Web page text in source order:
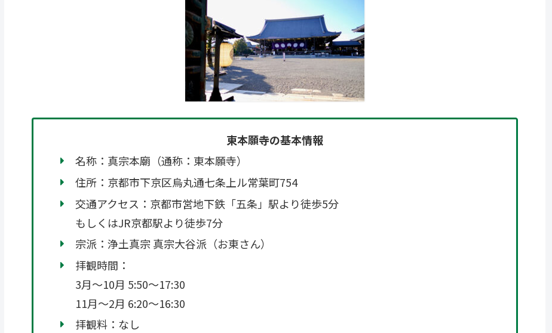
東本願寺の基本情報
名称：真宗本廟（通称：東本願寺）
住所：京都市下京区烏丸通七条上ル常葉町754
交通アクセス：京都市営地下鉄「五条」駅より徒歩5分
もしくはJR京都駅より徒歩7分
宗派：浄土真宗 真宗大谷派（お東さん）
拝観時間：
3月～10月 5:50～17:30
11月～2月 6:20～16:30
拝観料：なし